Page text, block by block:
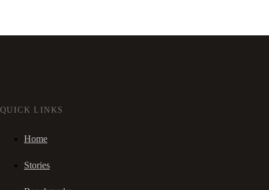
QUICK LINKS
Home
Stories